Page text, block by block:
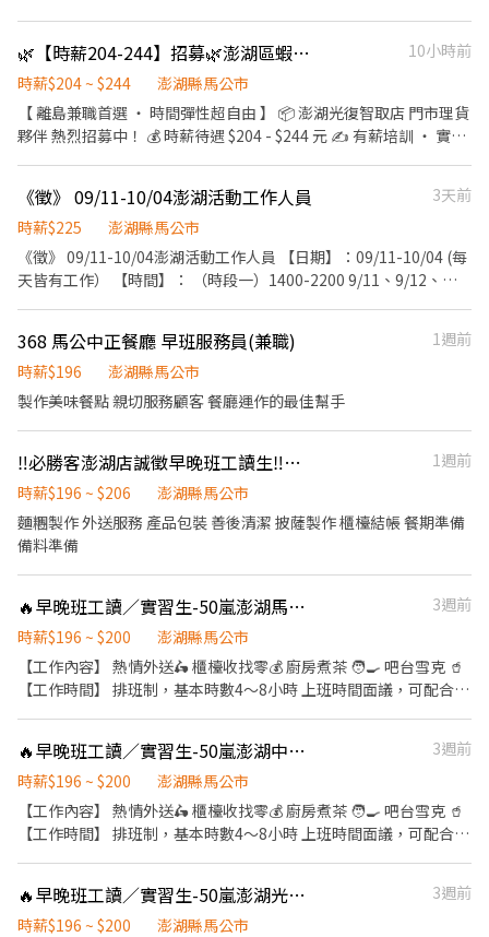
🌿【時薪204-244】招募🌿澎湖區蝦皮門市夥伴🌿完整培訓🌿新人友善🌿蝦QO
10小時前
時薪$204 ~ $244
澎湖縣馬公市
【 離島兼職首選 ‧ 時間彈性超自由 】 📦 澎湖光復智取店 門市理貨
夥伴 熱烈招募中！ 💰 時薪待遇 $204 - $244 元 ✍️ 有薪培訓 ‧ 實習
簡單好上手 ‧ 包裹盤點、上架與門市環境整理 【 彈性上班時間
（擇一固定不輪班）】 🌅 早班｜11:00 - 15:00 ⛅ 午班｜15:00 -
19:00 🌆 晚班｜17:30 - 21:30 / 18:30 - 22:30 📍 工作地點： ‧ 澎湖
光復智取店：澎湖縣馬公市三多路236號 ---------------------------
---------------- 📩 快速應徵方式： 👉 官方小幫手：@735tivrh 👉
875 王小姐 （訊息請留：姓名 ＋ 手機 ＋ 澎湖蝦皮）
《徵》 09/11-10/04澎湖活動工作人員
3天前
時薪$225
澎湖縣馬公市
《徵》 09/11-10/04澎湖活動工作人員 【日期】：09/11-10/04 (每
天皆有工作） 【時間】： （時段一）1400-2200 9/11、9/12、
後) 【地點】： 澎湖觀音亭園區 (880澎湖縣馬公市介壽路7號) 【集
合地點】：待公布(請提早15分鐘集合完畢) 【薪資】：$225/hr (薪
資比照勞基法、超時依規定給予加班費) 【工作內容】：前置作業、
需依現場督導指示，完成交辦之其他相關事務等等 【服裝】： 上
衣：素黑色上衣(可穿著內搭衣在裡面) ( 不可單肩、落肩、無袖、短
短褲、7分褲、破褲、運動褲、棉褲、寬褲、飛鼠褲、淺色褲、褲
裙） 鞋子：布鞋 (不可螢光色、發光、高跟鞋) 不可佩戴耳環 PS: 1.
薪資於活動結束10/27匯款完畢 2. 需攜帶身分證正反面影本，未攜
帶者等資料補寄後領款 3. 薪資會扣除勞保自付額部分 4.供餐休息半
app的手電筒 ) -------------------------------— ＊隨身物品請精
簡，東西越少越好，現場無置物空間。 ＊雙方雇傭關係，從完成現
場報到手續後開始生效。
368 馬公中正餐廳 早班服務員(兼職)
1週前
時薪$196
澎湖縣馬公市
製作美味餐點 親切服務顧客 餐廳運作的最佳幫手
‼️必勝客澎湖店誠徵早晚班工讀生‼️⏰寒暑假需配合排班可商量/彈性排班
1週前
時薪$196 ~ $206
澎湖縣馬公市
麵糰製作 外送服務 產品包裝 善後清潔 披薩製作 櫃檯結帳 餐期準備
備料準備
🔥早晚班工讀／實習生-50嵐澎湖馬公店
3週前
時薪$196 ~ $200
澎湖縣馬公市
【工作內容】 熱情外送🛵 櫃檯收找零💰 廚房煮茶 🧑‍🍳 吧台雪克 🥤
【工作時間】 排班制，基本時數4～8小時 上班時間面議，可配合課
退、免費員工飲品、生日禮金、三節禮金與中秋禮品、油資津貼、
打烊津貼、特休代金、尾牙
🔥早晚班工讀／實習生-50嵐澎湖中正店
3週前
時薪$196 ~ $200
澎湖縣馬公市
【工作內容】 熱情外送🛵 櫃檯收找零💰 廚房煮茶 🧑‍🍳 吧台雪克 🥤
【工作時間】 排班制，基本時數4～8小時 上班時間面議，可配合課
退、免費員工飲品、生日禮金、三節禮金與中秋禮品、油資津貼、
打烊津貼、特休代金、尾牙
🔥早晚班工讀／實習生-50嵐澎湖光復店
3週前
時薪$196 ~ $200
澎湖縣馬公市